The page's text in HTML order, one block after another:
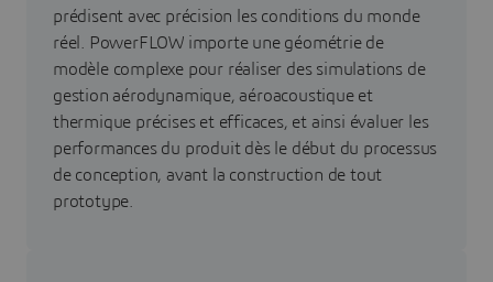
prédisent avec précision les conditions du monde
réel. PowerFLOW importe une géométrie de
modèle complexe pour réaliser des simulations de
gestion aérodynamique, aéroacoustique et
thermique précises et efficaces, et ainsi évaluer les
performances du produit dès le début du processus
de conception, avant la construction de tout
prototype.